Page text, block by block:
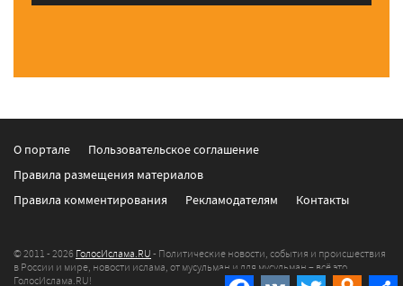
Facebook
VK Twitter
О портале
Пользовательское соглашение
Правила размещения материалов
Правила комментирования
Рекламодателям Контакты
© 2011 - 2026 ГолосИслама.RU - Политические новости, события и происшествия
в России и мире, новости ислама, от мусульман и для мусульман – всё это
ГолосИслама.RU!